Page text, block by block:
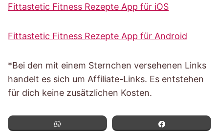
Fittastetic Fitness Rezepte App für iOS
Fittastetic Fitness Rezepte App für Android
*Bei den mit einem Sternchen versehenen Links
handelt es sich um Affiliate-Links. Es entstehen
für dich keine zusätzlichen Kosten.